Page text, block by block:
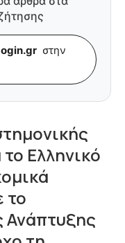
στην
Ελληνικό
το
Ανάπτυξης